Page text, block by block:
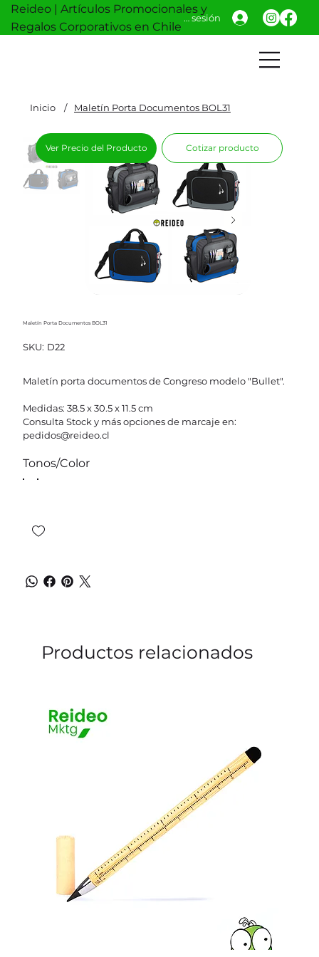
Reideo | Artículos Promocionales y
Regalos Corporativos en Chile
Iniciar sesión
Inicio / Maletín Porta Documentos BOL31
Maletín Porta Documentos BOL31
SKU: SKU
D22
D22
Maletín porta documentos de Congreso modelo "Bullet".
Medidas: 38.5 x 30.5 x 11.5 cm
Consulta Stock y más opciones de marcaje en:
pedidos@reideo.cl
Tonos/Color
Ver Precio del Producto Cotizar producto
Productos relacionados